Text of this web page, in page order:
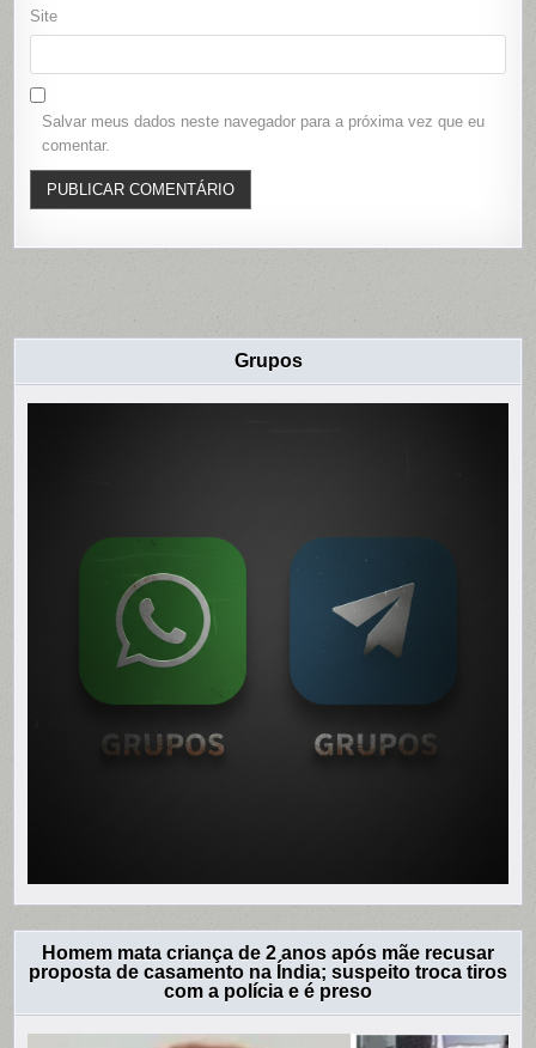
Site
Salvar meus dados neste navegador para a próxima vez que eu
comentar.
Grupos
Homem mata criança de 2 anos após mãe recusar
proposta de casamento na Índia; suspeito troca tiros
com a polícia e é preso